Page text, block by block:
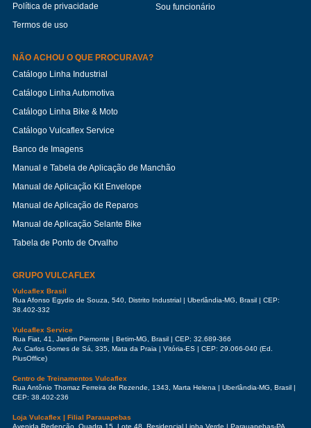
Política de privacidade
Termos de uso
Sou funcionário
NÃO ACHOU O QUE PROCURAVA?
Catálogo Linha Industrial
Catálogo Linha Automotiva
Catálogo Linha Bike & Moto
Catálogo Vulcaflex Service
Banco de Imagens
Manual e Tabela de Aplicação de Manchão
Manual de Aplicação Kit Envelope
Manual de Aplicação de Reparos
Manual de Aplicação Selante Bike
Tabela de Ponto de Orvalho
GRUPO VULCAFLEX
Vulcaflex Brasil
Rua Afonso Egydio de Souza, 540, Distrito Industrial | Uberlândia-MG, Brasil | CEP:
38.402-332
Vulcaflex Service
Rua Fiat, 41, Jardim Piemonte | Betim-MG, Brasil | CEP: 32.689-366
Av. Carlos Gomes de Sá, 335, Mata da Praia | Vitória-ES | CEP: 29.066-040 (Ed.
PlusOffice)
Centro de Treinamentos Vulcaflex
Rua Antônio Thomaz Ferreira de Rezende, 1343, Marta Helena | Uberlândia-MG, Brasil |
CEP: 38.402-236
Loja Vulcaflex | Filial Parauapebas
Avenida Redenção, Quadra 15, Lote 48, Residencial Linha Verde | Parauapebas-PA,